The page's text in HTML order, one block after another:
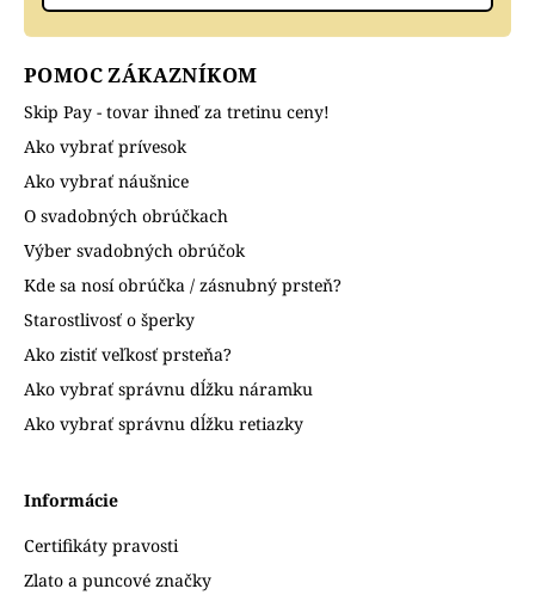
POMOC ZÁKAZNÍKOM
Skip Pay - tovar ihneď za tretinu ceny!
Ako vybrať prívesok
Ako vybrať náušnice
O svadobných obrúčkach
Výber svadobných obrúčok
Kde sa nosí obrúčka / zásnubný prsteň?
Starostlivosť o šperky
Ako zistiť veľkosť prsteňa?
Ako vybrať správnu dĺžku náramku
Ako vybrať správnu dĺžku retiazky
Informácie
Certifikáty pravosti
Zlato a puncové značky